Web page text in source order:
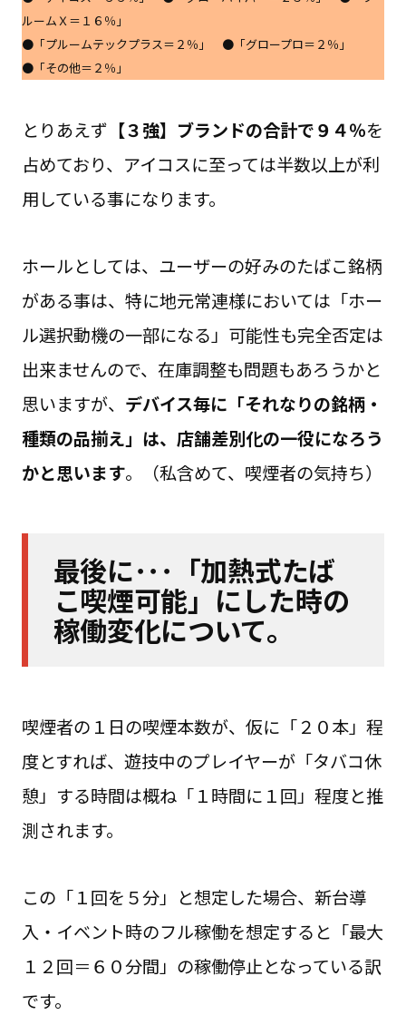
ルームＸ＝１６％」
●「プルームテックプラス＝２％」 ●「グロープロ＝２％」
●「その他＝２％」
とりあえず 【３強】ブランドの合計で９４％を
占めており、アイコスに至っては半数以上が利
用している事になります。
ホールとしては、ユーザーの好みのたばこ銘柄
がある事は、特に地元常連様においては「ホー
ル選択動機の一部になる」可能性も完全否定は
出来ませんので、在庫調整も問題もあろうかと
思いますが、 デバイス毎に「それなりの銘柄・
種類の品揃え」 は、店舗差別化の一役になろう
かと思います。（私含めて、喫煙者の気持ち）
最後に･･･「加熱式たば
こ喫煙可能」にした時の
稼働変化について。
喫煙者の１日の喫煙本数が、仮に「２０本」程
度とすれば、遊技中のプレイヤーが「タバコ休
憩」する時間は概ね「１時間に１回」程度と推
測されます。
この「１回を５分」と想定した場合、新台導
入・イベント時のフル稼働を想定すると「最大
１２回＝６０分間」の稼働停止となっている訳
です。